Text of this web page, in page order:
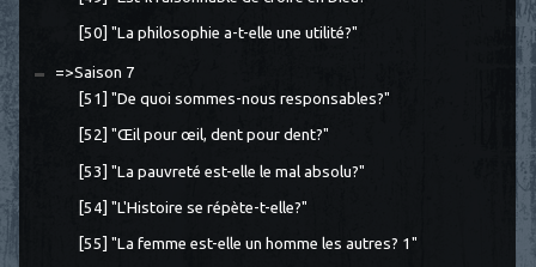
[50] "La philosophie a-t-elle une utilité?"
=>Saison 7
[51] "De quoi sommes-nous responsables?"
[52] "Œil pour œil, dent pour dent?"
[53] "La pauvreté est-elle le mal absolu?"
[54] "L'Histoire se répète-t-elle?"
[55] "La femme est-elle un homme les autres? 1"